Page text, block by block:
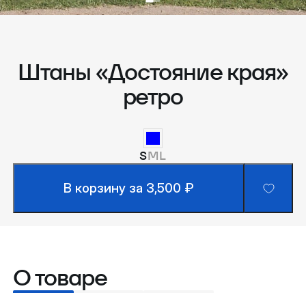
Штаны «Достояние края»
ретро
SML
В корзину за 3,500 ₽
О товаре